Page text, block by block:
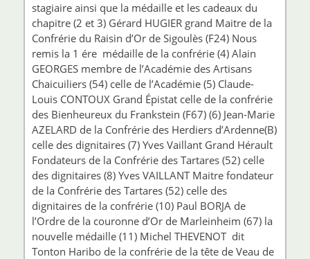
stagiaire ainsi que la médaille et les cadeaux du
chapitre (2 et 3) Gérard HUGIER grand Maitre de la
Confrérie du Raisin d’Or de Sigoulès (F24) Nous
remis la 1 ére médaille de la confrérie (4) Alain
GEORGES membre de l’Académie des Artisans
Chaicuiliers (54) celle de l’Académie (5) Claude-
Louis CONTOUX Grand Épistat celle de la confrérie
des Bienheureux du Frankstein (F67) (6) Jean-Marie
AZELARD de la Confrérie des Herdiers d’Ardenne(B)
celle des dignitaires (7) Yves Vaillant Grand Hérault
Fondateurs de la Confrérie des Tartares (52) celle
des dignitaires (8) Yves VAILLANT Maitre fondateur
de la Confrérie des Tartares (52) celle des
dignitaires de la confrérie (10) Paul BORJA de
l’Ordre de la couronne d’Or de Marleinheim (67) la
nouvelle médaille (11) Michel THEVENOT dit
Tonton Haribo de la confrérie de la tête de Veau de